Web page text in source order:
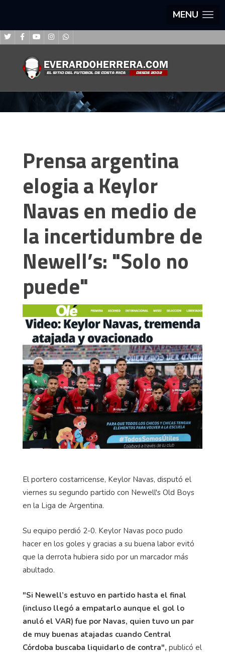
MENU
Prensa argentina
elogia a Keylor
Navas en medio de
la incertidumbre de
Newell’s: "Solo no
puede"
El portero costarricense, Keylor Navas, disputó el
viernes su segundo partido con Newell's Old Boys
en la Liga de Argentina.
Su equipo perdió 2-0. Keylor Navas poco pudo
hacer en los goles y gracias a su buena labor evitó
que la derrota hubiera sido por un marcador más
abultado.
"Si Newell’s estuvo en partido hasta el final
(incluso llegó a empatarlo aunque el gol lo
anuló el VAR) fue por Navas, quien tuvo un par
de muy buenas atajadas cuando Central
Córdoba buscaba liquidarlo de contra", publicó el